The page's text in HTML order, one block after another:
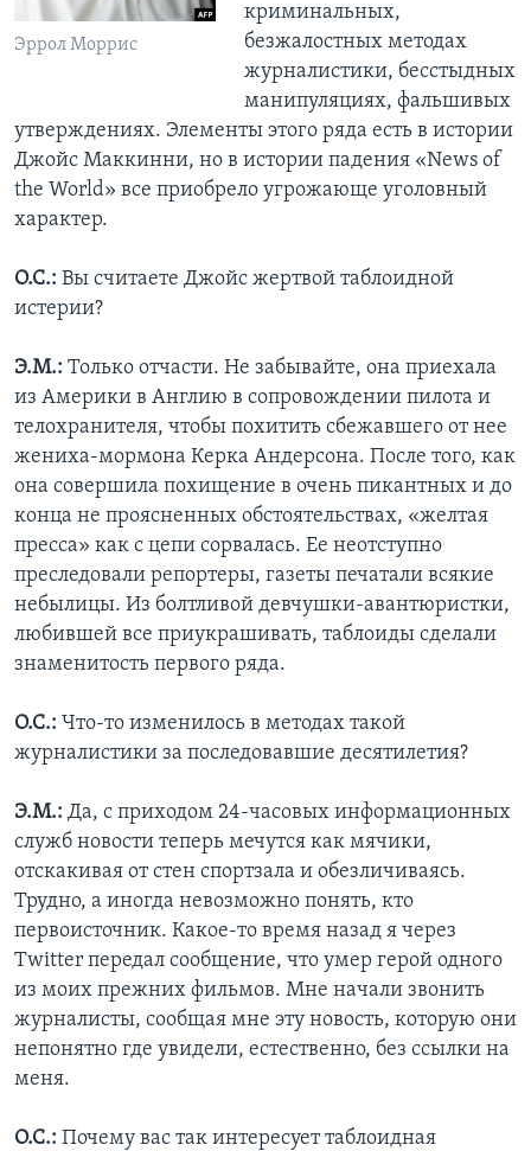
Эррол Моррис
криминальных,
безжалостных методах
журналистики, бесстыдных
манипуляциях, фальшивых
утверждениях. Элементы этого ряда есть в истории
Джойс Маккинни, но в истории падения «News of
the World» все приобрело угрожающе уголовный
характер.
О.С.: Вы считаете Джойс жертвой таблоидной
истерии?
Э.М.: Только отчасти. Не забывайте, она приехала
из Америки в Англию в сопровождении пилота и
телохранителя, чтобы похитить сбежавшего от нее
жениха-мормона Керка Андерсона. После того, как
она совершила похищение в очень пикантных и до
конца не проясненных обстоятельствах, «желтая
пресса» как с цепи сорвалась. Ее неотступно
преследовали репортеры, газеты печатали всякие
небылицы. Из болтливой девчушки-авантюристки,
любившей все приукрашивать, таблоиды сделали
знаменитость первого ряда.
О.С.: Что-то изменилось в методах такой
журналистики за последовавшие десятилетия?
Э.М.: Да, с приходом 24-часовых информационных
служб новости теперь мечутся как мячики,
отскакивая от стен спортзала и обезличиваясь.
Трудно, а иногда невозможно понять, кто
первоисточник. Какое-то время назад я через
Twitter передал сообщение, что умер герой одного
из моих прежних фильмов. Мне начали звонить
журналисты, сообщая мне эту новость, которую они
непонятно где увидели, естественно, без ссылки на
меня.
О.С.: Почему вас так интересует таблоидная